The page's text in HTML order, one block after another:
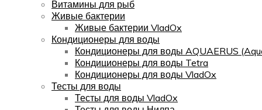
Витамины для рыб
Живые бактерии
Живые бактерии VladOx
Кондиционеры для воды
Кондиционеры для воды AQUAERUS
Кондиционеры для воды Tetra
Кондиционеры для воды VladOx
Тесты для воды
Тесты для воды VladOx